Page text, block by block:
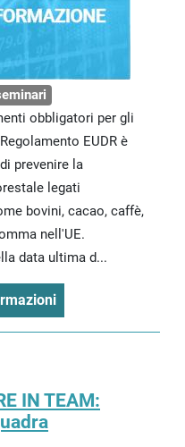
obbligatori per gli
EUDR è
prevenire la
legati
bovini, cacao, caffè,
nell'UE.
data ultima d...
IN TEAM: